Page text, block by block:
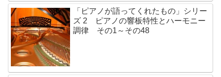
「ピアノが語ってくれたもの」シリー
ズ 2 ピアノの響板特性とハーモニー
調律 その1～その48